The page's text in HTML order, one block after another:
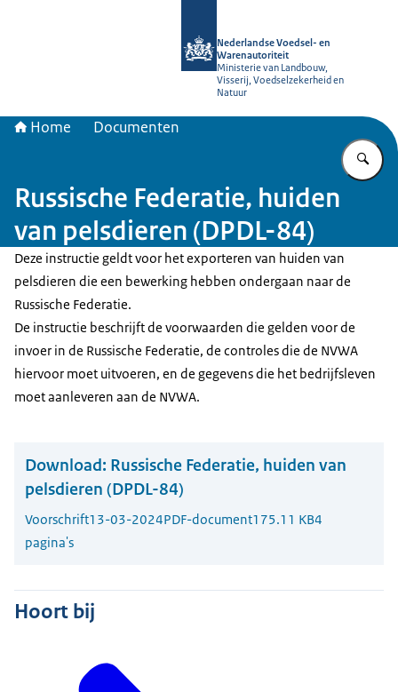
Nederlandse Voedsel- en
Warenautoriteit
Ministerie van Landbouw,
Visserij, Voedselzekerheid en
Natuur
Home Documenten
Russische Federatie, huiden
van pelsdieren (DPDL-84)
Deze instructie geldt voor het exporteren van huiden van
pelsdieren die een bewerking hebben ondergaan naar de
Russische Federatie.
De instructie beschrijft de voorwaarden die gelden voor de
invoer in de Russische Federatie, de controles die de NVWA
hiervoor moet uitvoeren, en de gegevens die het bedrijfsleven
moet aanleveren aan de NVWA.
Download: Russische Federatie, huiden van
pelsdieren (DPDL-84)
Voorschrift13-03-2024PDF-document175.11 KB4
pagina's
Hoort bij